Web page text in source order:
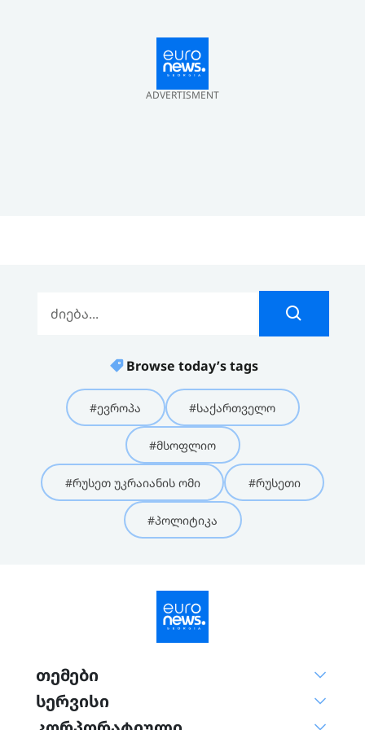
ADVERTISMENT
Browse today’s tags
#ევროპა #საქართველო
#მსოფლიო
#რუსეთ უკრაიანის ომი #რუსეთი
#პოლიტიკა
თემები
სერვისი